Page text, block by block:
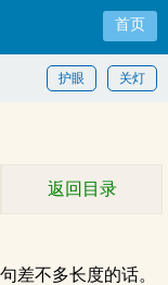
首页
关灯
护眼
返回目录
差不多长度的话。